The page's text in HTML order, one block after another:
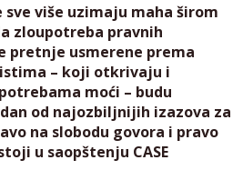
sve više uzimaju maha širom
zloupotreba pravnih
pretnje usmerene prema
– koji otkrivaju i
moći – budu
od najozbiljnijih izazova za
na slobodu govora i pravo
u saopštenju CASE